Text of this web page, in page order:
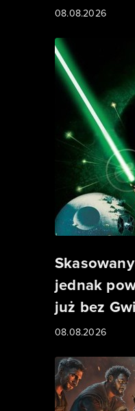
08.08.2026
jednak
już bez
08.08.2026